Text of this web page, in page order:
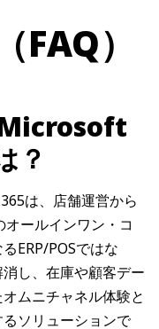
FAQ）
Microsoft
？
は、店舗運営から
ールインワン・コ
ERP/POSではな
し、在庫や顧客デー
ムニチャネル体験と
ソリューションで